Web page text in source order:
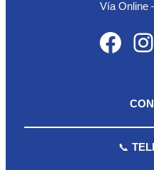
Vía Online
Facebook Instagram
📞